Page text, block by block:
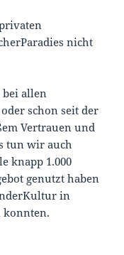
nicht
bei allen
schon seit der
Vertrauen und
tun wir auch
knapp 1.000
genutzt haben
in
konnten.